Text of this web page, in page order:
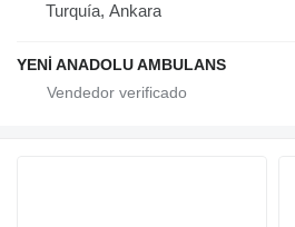
Turquía, Ankara
YENİ ANADOLU AMBULANS